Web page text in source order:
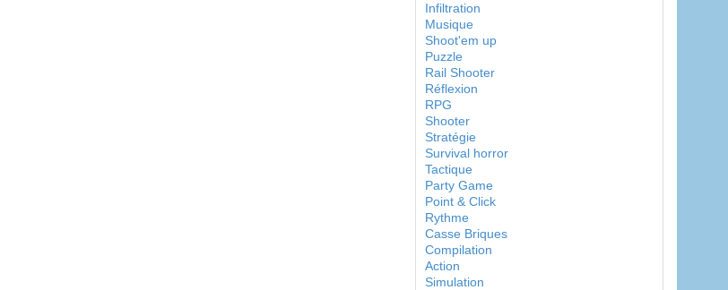
Infiltration
Musique
Shoot'em up
Puzzle
Rail Shooter
Réflexion
RPG
Shooter
Stratégie
Survival horror
Tactique
Party Game
Point & Click
Rythme
Casse Briques
Compilation
Action
Simulation